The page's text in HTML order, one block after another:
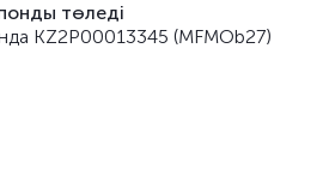
төледі
KZ2P00013345 (MFMOb27)